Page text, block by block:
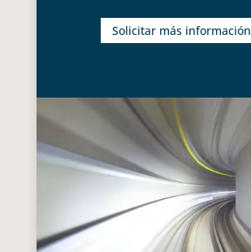
Solicitar más información